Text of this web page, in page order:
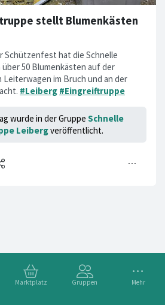
Marktplatz Gruppen Mehr
stellt Blumenkästen
Schützenfest hat die Schnelle
50 Blumenkästen auf der
Leiterwagen im Bruch und an der
#Leiberg #Eingreiftruppe
wurde in der Gruppe Schnelle
Leibergveröffentlicht.